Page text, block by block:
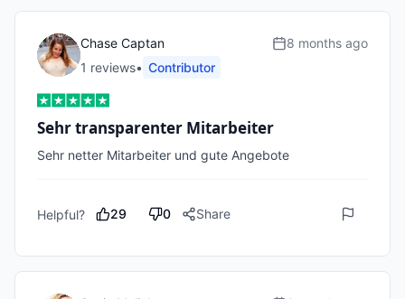
Chase Captan
1 reviews• Contributor
8 months ago
Sehr transparenter Mitarbeiter
Sehr netter Mitarbeiter und gute Angebote
Helpful? 29 0 Share